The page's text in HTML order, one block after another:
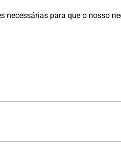
necessárias para que o nosso